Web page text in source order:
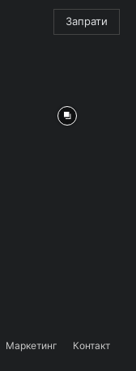
Запрати
Маркетинг Контакт